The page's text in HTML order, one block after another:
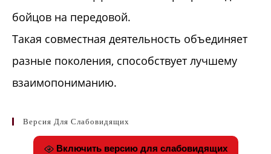
бойцов на передовой.
Такая совместная деятельность объединяет
разные поколения, способствует лучшему
взаимопониманию.
Версия Для Слабовидящих
Включить версию для слабовидящих